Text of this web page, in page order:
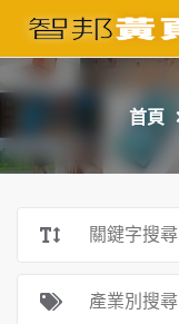
首頁
最新店家
吃喝玩樂
玩樂導航主題行程
首頁